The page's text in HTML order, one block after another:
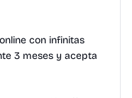
con infinitas
3 meses y acepta